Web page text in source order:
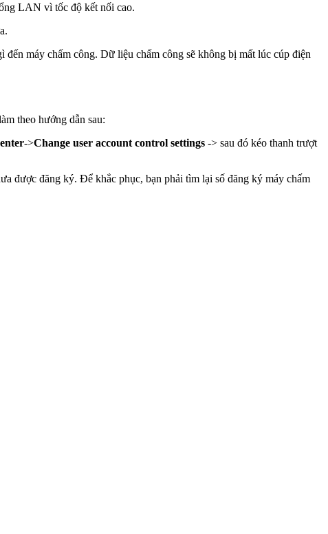
LAN vì tốc độ kết nối cao.
máy chấm công. Dữ liệu chấm công sẽ không bị mất lúc cúp điện
theo hướng dẫn sau:
->Change user account control settings -> sau đó kéo thanh trượt
được đăng ký. Để khắc phục, bạn phải tìm lại số đăng ký máy chấm